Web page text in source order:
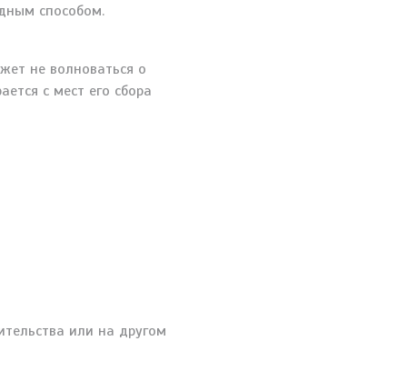
способом.
не волноваться о
с мест его сбора
или на другом